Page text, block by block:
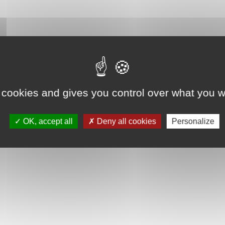
and gives you control over what you
OK, accept all Deny all cookies Personalize